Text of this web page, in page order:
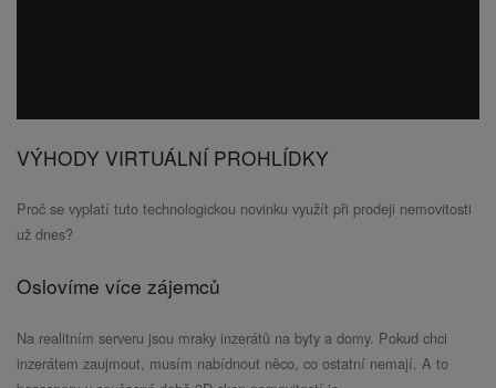
VÝHODY VIRTUÁLNÍ PROHLÍDKY
Proč se vyplatí tuto technologickou novinku využít při prodeji nemovitosti
už dnes?
Oslovíme více zájemců
Na realitním serveru jsou mraky inzerátů na byty a domy. Pokud chci
inzerátem zaujmout, musím nabídnout něco, co ostatní nemají. A to